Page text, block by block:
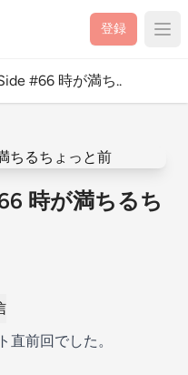
登録
#66 時が満ち..
時が満ちるち
直前回でした。